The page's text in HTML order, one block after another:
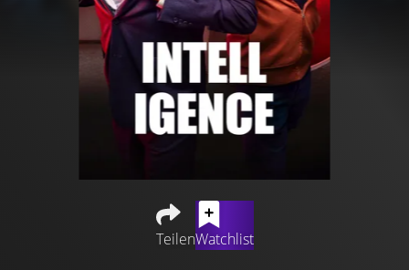
TeilenWatchlist